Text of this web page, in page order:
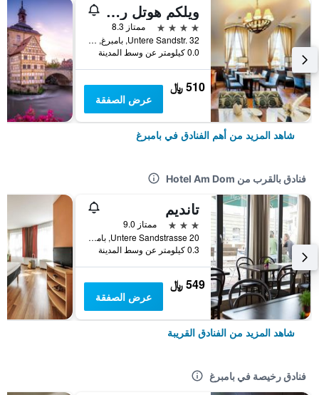
ويلكم هوتل ريزيدنشلوس بامبرج
4 نجوم
ممتاز 8.3
Untere Sandstr. 32, بامبرغ, بافاريا, ألمانيا
0.0 كيلومتر عن وسط المدينة
510 ﷼
عرض الصفقة
شاهد المزيد من أهم الفنادق في بامبرغ
فنادق بالقرب من Hotel Am Dom
تانديم
3 نجوم
ممتاز 9.0
Untere Sandstrasse 20, بامبرغ, بافاريا, ألمانيا
0.3 كيلومتر عن وسط المدينة
549 ﷼
عرض الصفقة
شاهد المزيد من الفنادق القريبة
فنادق رخيصة في بامبرغ